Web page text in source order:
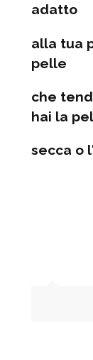
adatto
alla tua
pelle
che
hai la
secca o